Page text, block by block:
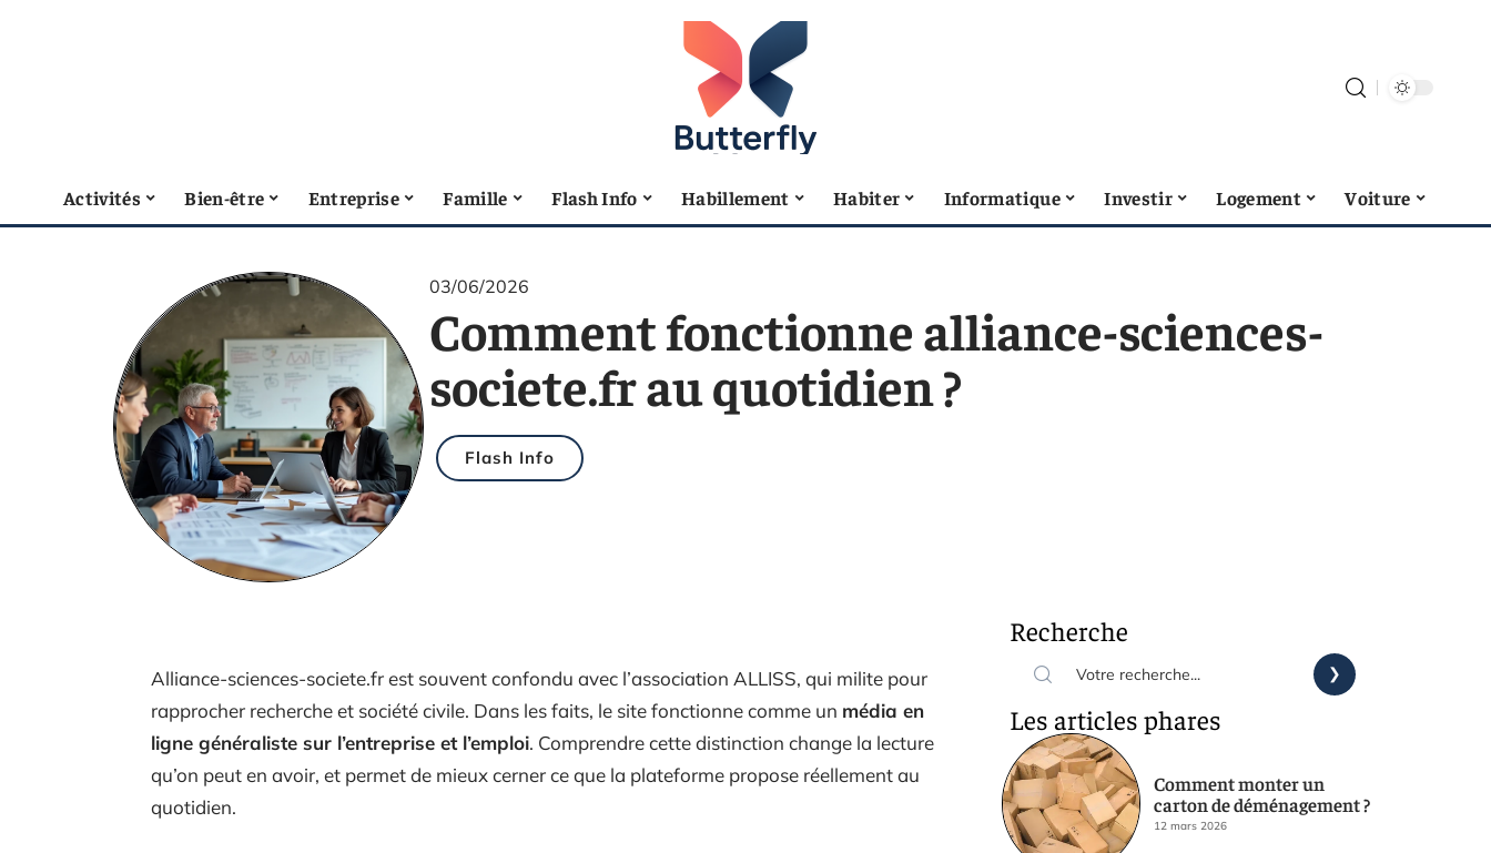
Activités Bien-être Entreprise Famille Flash Info Habillement Habiter Informatique Investir Logement Voiture
03/06/2026
Comment fonctionne alliance-sciences-
societe.fr au quotidien ?
Flash Info
Alliance-sciences-societe.fr est souvent confondu avec l’association ALLISS, qui milite pour
rapprocher recherche et société civile. Dans les faits, le site fonctionne comme un média en
ligne généraliste sur l’entreprise et l’emploi. Comprendre cette distinction change la lecture
qu’on peut en avoir, et permet de mieux cerner ce que la plateforme propose réellement au
quotidien.
Recherche
Les articles phares
Comment monter un
carton de déménagement ?
12 mars 2026